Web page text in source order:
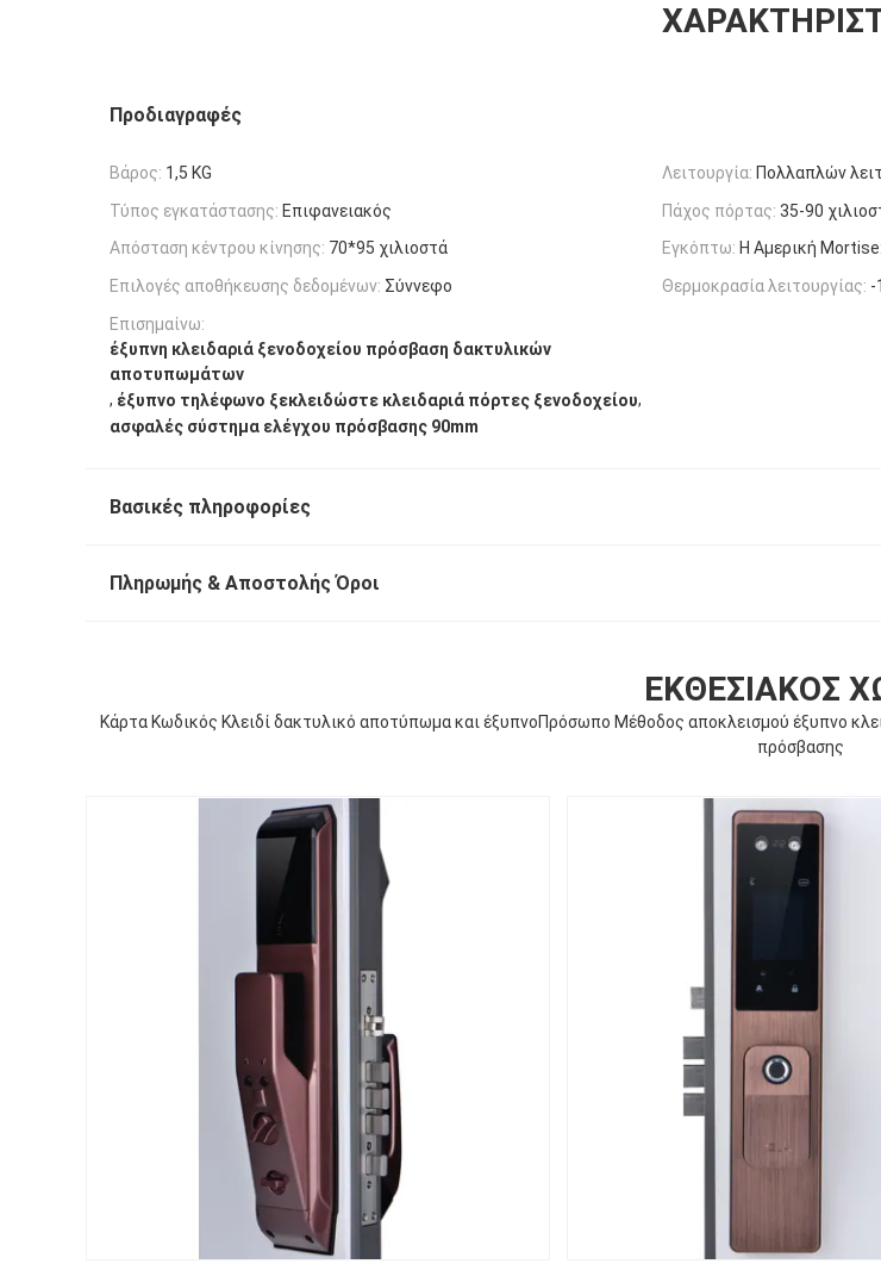
Προδιαγραφές
Βάρος: 1,5 KG Λειτουργία: Πολλαπλών
Τύπος εγκατάστασης: Επιφανειακός Πάχος πόρτας: 35-90
Απόσταση κέντρου κίνησης: 70*95 χιλιοστά Εγκόπτω: Η Αμερική
Επιλογές αποθήκευσης δεδομένων: Σύννεφο Θερμοκρασία λειτουργίας: -
Επισημαίνω:
έξυπνη κλειδαριά ξενοδοχείου πρόσβαση δακτυλικών
αποτυπωμάτων
, έξυπνο τηλέφωνο ξεκλειδώστε κλειδαριά πόρτες ξενοδοχείου,
ασφαλές σύστημα ελέγχου πρόσβασης 90mm
Βασικές πληροφορίες
Πληρωμής & Αποστολής Όροι
ΕΚΘΕΣΙΑΚΌΣ
Κάρτα Κωδικός Κλειδί δακτυλικό αποτύπωμα και έξυπνοΠρόσωπο Μέθοδος αποκλεισμού έξυπνο
πρόσβασης